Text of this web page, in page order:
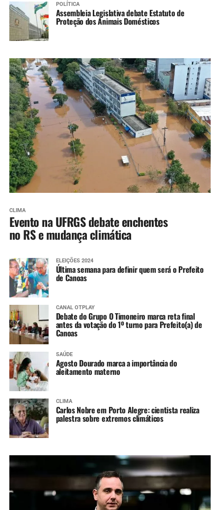
POLÍTICA
Assembleia Legislativa debate Estatuto de
Proteção dos Animais Domésticos
CLIMA
Evento na UFRGS debate enchentes
no RS e mudança climática
ELEIÇÕES 2024
Última semana para definir quem será o Prefeito
de Canoas
CANAL OTPLAY
Debate do Grupo O Timoneiro marca reta final
antes da votação do 1º turno para Prefeito(a) de
Canoas
SAÚDE
Agosto Dourado marca a importância do
aleitamento materno
CLIMA
Carlos Nobre em Porto Alegre: cientista realiza
palestra sobre extremos climáticos